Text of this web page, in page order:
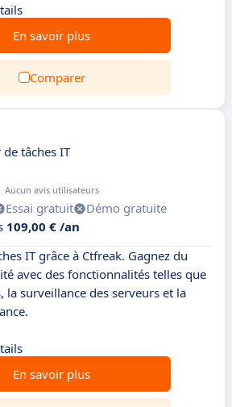
En savoir plus
Comparer
tâches IT
Aucun avis utilisateurs
Essai gratuit
Démo gratuite
109,00 € /an
IT grâce à Ctfreak. Gagnez du
avec des fonctionnalités telles que
la surveillance des serveurs et la
En savoir plus